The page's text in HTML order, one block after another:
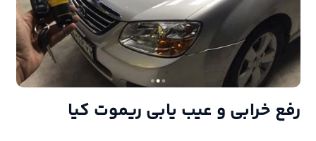
رفع خرابی و عیب یابی ریموت کیا